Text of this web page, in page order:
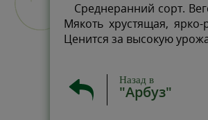
Среднеранний сорт.
Мякоть хрустящая,
Ценится за высокую
Назад в
"Арбуз"